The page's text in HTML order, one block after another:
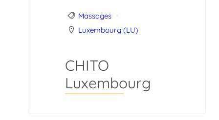
Massages
Luxembourg (LU)
CHITO
Luxembourg